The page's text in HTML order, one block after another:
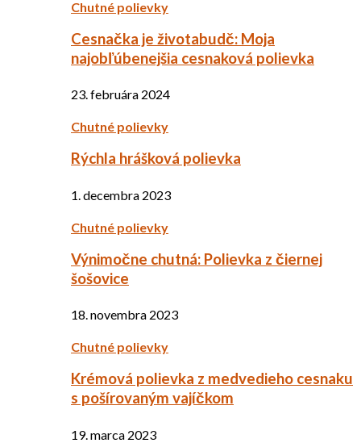
Chutné polievky
Cesnačka je životabudč: Moja
najobľúbenejšia cesnaková polievka
23. februára 2024
Chutné polievky
Rýchla hrášková polievka
1. decembra 2023
Chutné polievky
Výnimočne chutná: Polievka z čiernej
šošovice
18. novembra 2023
Chutné polievky
Krémová polievka z medvedieho cesnaku
s pošírovaným vajíčkom
19. marca 2023